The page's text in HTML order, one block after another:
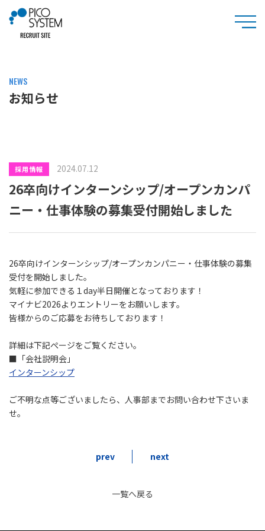
NEWS
お知らせ
採用情報 2024.07.12
26卒向けインターンシップ/オープンカンパ
ニー・仕事体験の募集受付開始しました
26卒向けインターンシップ/オープンカンパニー・仕事体験の募集
受付を開始しました。
気軽に参加できる１day半日開催となっております！
マイナビ2026よりエントリーをお願いします。
皆様からのご応募をお待ちしております！
詳細は下記ぺージをご覧ください。
■「会社説明会」
インターンシップ
ご不明な点等ございましたら、人事部までお問い合わせ下さいま
せ。
prev next
一覧へ戻る